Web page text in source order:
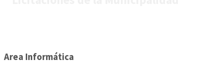
Area Informática